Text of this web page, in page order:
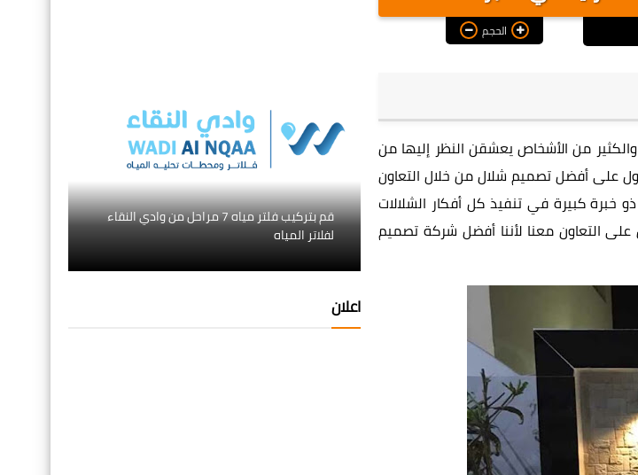
الحجم
من الأشخاص يعشقن النظر إليها من
على أفضل تصميم شلال من خلال التعاون
خبرة كبيرة في تنفيذ كل أفكار الشلالات
التعاون معنا لأننا أفضل شركة تصميم
قم بتركيب فلتر مياه 7 مراحل من وادي النقاء
لفلاتر المياه
اعلان